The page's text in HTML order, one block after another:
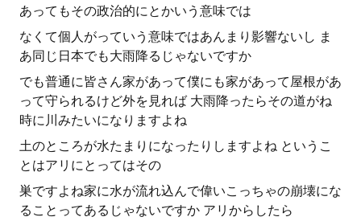
あってもその政治的にとかいう意味では
なくて個人がっていう意味ではあんまり影響ないし ま
あ同じ日本でも大雨降るじゃないですか
でも普通に皆さん家があって僕にも家があって屋根があ
って守られるけど外を見れば 大雨降ったらその道がね
時に川みたいになりますよね
土のところが水たまりになったりしますよね というこ
とはアリにとってはその
巣ですよね家に水が流れ込んで偉いこっちゃの崩壊にな
ることってあるじゃないですか アリからしたら